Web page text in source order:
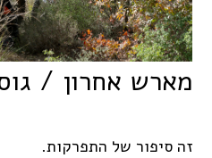
מארש אחרון /
זה סיפור של התפרקות.